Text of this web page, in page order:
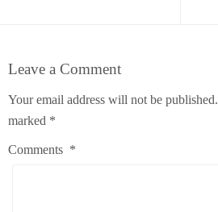
Leave a Comment
Your email address will not be published.
marked *
Comments *